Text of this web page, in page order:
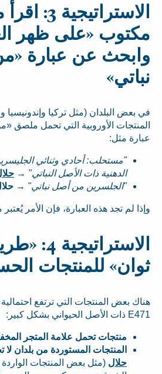
الاستراتيجية
مكتوب «على ظهر
وابحث عن عبارة
نباتي»
في بعض البلدان (مثل تركيا وإندونيسيا
المنتجات الأوروبية التي تحمل ملصق
عبارة مثل:
"مستحلب: أحادي وثنائي
الدهنية ذات الأصل النباتي" →
"الجلسرين من أصل نباتي" →
وإذا لم تجد هذه العبارة، فإن الأمر
ثوان» للمنتجات
هناك بعض المنتجات التي ترتفع احتمالية
E471 ذات الأصل الحيواني بشكل كبير:
منتجات تحمل علامة المتجر
المنتجات المستوردة من بلدان لا
حلال (مثل بعض المنتجات الواردة